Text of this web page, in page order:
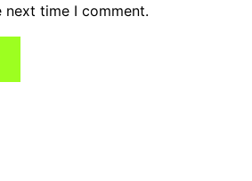
time I comment.